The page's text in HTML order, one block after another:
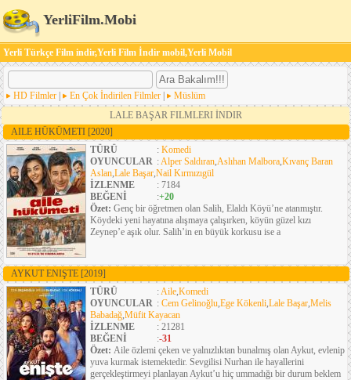
YerliFilm.Mobi
Yerli Türkçe Film indir,Yerli Film İndir mobil,Yerli Mobil
HD Filmler En Çok İndirilen Filmler
Müslüm
LALE BAŞAR FILMLERI İNDIR
AILE HÜKÜMETI [2020]
TÜRÜ
: Komedi
OYUNCULAR :Alper Saldıran,Aslıhan Malbora,Kıvanç Baran
Aslan,Lale Başar,Nail Kırmızıgül
İZLENME
: 7184
BEĞENİ
:+20
Özet: Genç bir öğretmen olan Salih, Elaldı Köyü’ne atanmıştır.
Köydeki yeni hayatına alışmaya çalışırken, köyün güzel kızı
Zeynep’e aşık olur. Salih’in en büyük korkusu ise a
AYKUT ENIŞTE [2019]
TÜRÜ
:Aile,Komedi
OYUNCULAR : Cem Gelinoğlu,Ege Kökenli,Lale Başar,Melis
Babadağ,Müfit Kayacan
İZLENME
: 21281
BEĞENİ
:-31
Özet: Aile özlemi çeken ve yalnızlıktan bunalmış olan Aykut, evlenip
yuva kurmak istemektedir. Sevgilisi Nurhan ile hayallerini
gerçekleştirmeyi planlayan Aykut’u hiç ummadığı bir durum beklem